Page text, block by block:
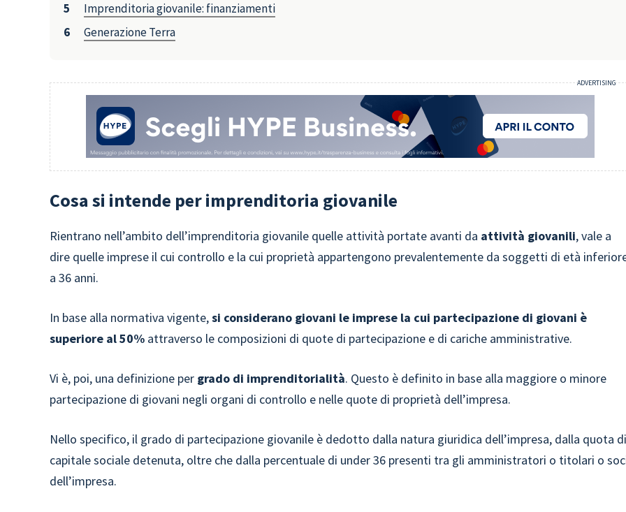
Imprenditoria giovanile: finanziamenti
Generazione Terra
Cosa si intende per imprenditoria giovanile
Rientrano nell’ambito dell’imprenditoria giovanile quelle attività portate avanti da attività giovanili, vale a
dire quelle imprese il cui controllo e la cui proprietà appartengono prevalentemente da soggetti di età
a 36 anni.
In base alla normativa vigente,si considerano giovani le imprese la cui partecipazione di giovani è
superiore al 50% attraverso le composizioni di quote di partecipazione e di cariche amministrative.
Vi è, poi, una definizione per grado di imprenditorialità. Questo è definito in base alla maggiore o minore
partecipazione di giovani negli organi di controllo e nelle quote di proprietà dell’impresa.
Nello specifico, il grado di partecipazione giovanile è dedotto dalla natura giuridica dell’impresa, dalla quota di
capitale sociale detenuta, oltre che dalla percentuale di under 36 presenti tra gli amministratori o titolari o
dell’impresa.